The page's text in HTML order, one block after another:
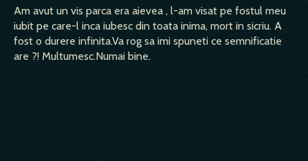
Am avut un vis parca era aievea , l-am visat pe fostul meu
iubit pe care-l inca iubesc din toata inima, mort in sicriu. A
fost o durere infinita.Va rog sa imi spuneti ce semnificatie
are ?! Multumesc.Numai bine.